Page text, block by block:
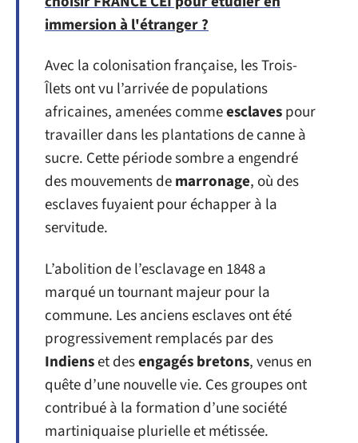
immersion à l'étranger ?
Avec la colonisation française, les Trois-
Îlets ont vu l’arrivée de populations
africaines, amenées commeesclavespour
travailler dans les plantations de canne à
sucre. Cette période sombre a engendré
des mouvements demarronage, où des
esclaves fuyaient pour échapper à la
servitude.
L’abolition de l’esclavage en 1848 a
marqué un tournant majeur pour la
commune. Les anciens esclaves ont été
progressivement remplacés par des
Indienset desengagés bretons, venus en
quête d’une nouvelle vie. Ces groupes ont
contribué à la formation d’une société
martiniquaise plurielle et métissée.